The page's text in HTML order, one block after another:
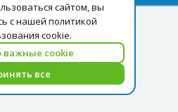
сайтом, вы
с нашей политикой
cookie.
важные cookie
все